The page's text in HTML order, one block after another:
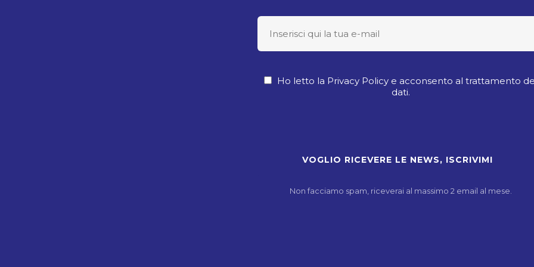
Ho letto la Privacy Policy e acconsento al trattamento
dati.
Non facciamo spam, riceverai al massimo 2 email al mese.